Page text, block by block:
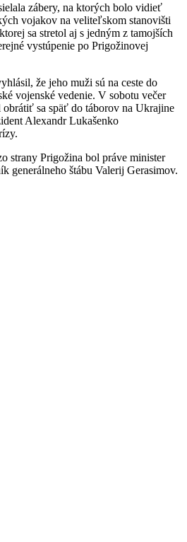
zábery, na ktorých bolo vidieť
vojakov na veliteľskom stanovišti
sa stretol aj s jedným z tamojších
vystúpenie po Prigožinovej
že jeho muži sú na ceste do
vojenské vedenie. V sobotu večer
sa späť do táborov na Ukrajine
Alexandr Lukašenko
strany Prigožina bol práve minister
generálneho štábu Valerij Gerasimov.